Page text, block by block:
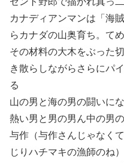
カナディアンマンは「海
らカナダの山奥育ち。て
その材料の大木をぶった
き散らしながらさらにパ
る
山の男と海の男の闘いに
熱い男と男の男ん中の男
与作（与作さんじゃなく
じりハチマキの漁師のね